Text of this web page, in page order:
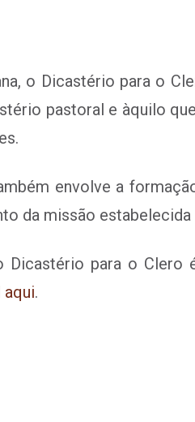
o Dicastério para o
pastoral e àquilo
envolve a
da missão
para o Clero
.